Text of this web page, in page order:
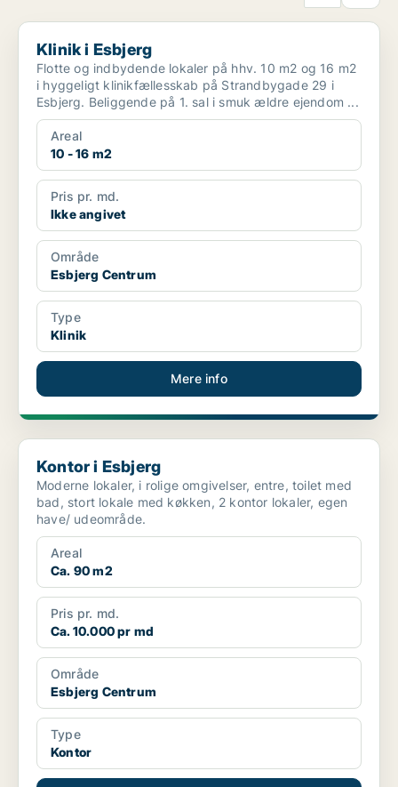
Klinik i Esbjerg
Klinik i Esbjerg
Flotte og indbydende lokaler på hhv. 10 m2 og 16 m2
i hyggeligt klinikfællesskab på Strandbygade 29 i
Esbjerg. Beliggende på 1. sal i smuk ældre ejendom ...
Areal
10 - 16 m2
Pris pr. md.
Ikke angivet
Område
Esbjerg Centrum
Type
Klinik
Mere info
Kontor i Esbjerg
Kontor i Esbjerg
Moderne lokaler, i rolige omgivelser, entre, toilet med
bad, stort lokale med køkken, 2 kontor lokaler, egen
have/ udeområde.
Areal
Ca. 90 m2
Pris pr. md.
Ca. 10.000 pr md
Område
Esbjerg Centrum
Type
Kontor